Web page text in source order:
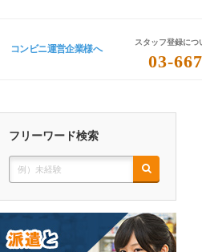
コンビニ運営企業様へ
スタッフ登録につ
03-
フリーワード検索